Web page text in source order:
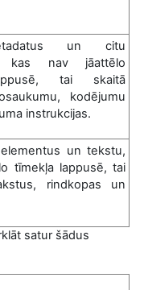
un citu
kas nav jāattēlo
tai skaitā
kodējumu
instrukcijas.
un tekstu,
tīmekļa lappusē, tai
rindkopas un
satur šādus